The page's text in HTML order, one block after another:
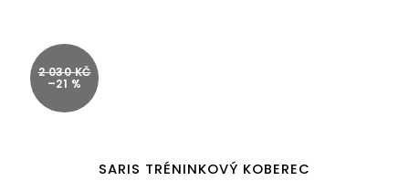
2 030 KČ
–21 %
SARIS TRÉNINKOVÝ KOBEREC